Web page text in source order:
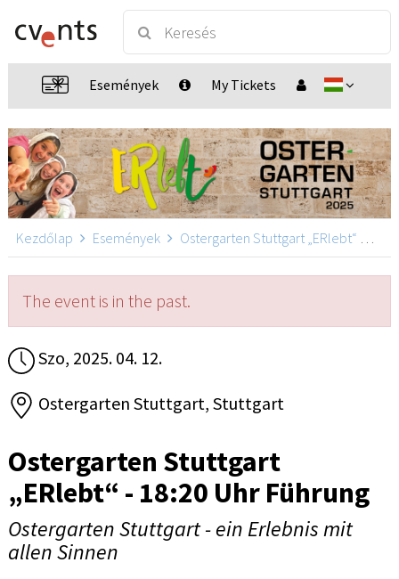
Események My Tickets
Kezdőlap Események Ostergarten Stuttgart „ERlebt“
The event is in the past.
Szo, 2025. 04. 12.
Ostergarten Stuttgart, Stuttgart
Ostergarten Stuttgart
„ERlebt“ - 18:20 Uhr Führung
Ostergarten Stuttgart - ein Erlebnis mit
allen Sinnen